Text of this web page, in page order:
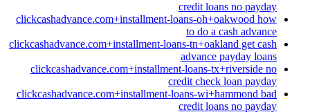
credit loans no payday
clickcashadvance.com+installment-loans-oh+oakwood how
to do a cash advance
clickcashadvance.com+installment-loans-tn+oakland get cash
advance payday loans
clickcashadvance.com+installment-loans-tx+riverside no
credit check loan payday
clickcashadvance.com+installment-loans-wi+hammond bad
credit loans no payday